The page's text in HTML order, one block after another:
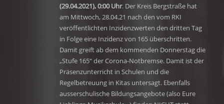
(29.04.2021), 0:00 Uhr. Der Kreis Bergstraße hat
am Mittwoch, 28.04.21 nach den vom RKI
veröffentlichten Inzidenzwerten den dritten Tag
in Folge eine Inzidenz von 165 überschritten.
Damit greift ab dem kommenden Donnerstag die
„Stufe 165“ der Corona-Notbremse. Damit ist der
Präsenzunterricht in Schulen und die
Regelbetreuung in Kitas untersagt. Ebenfalls
ausserschulische Bildungsangebote (also Eure